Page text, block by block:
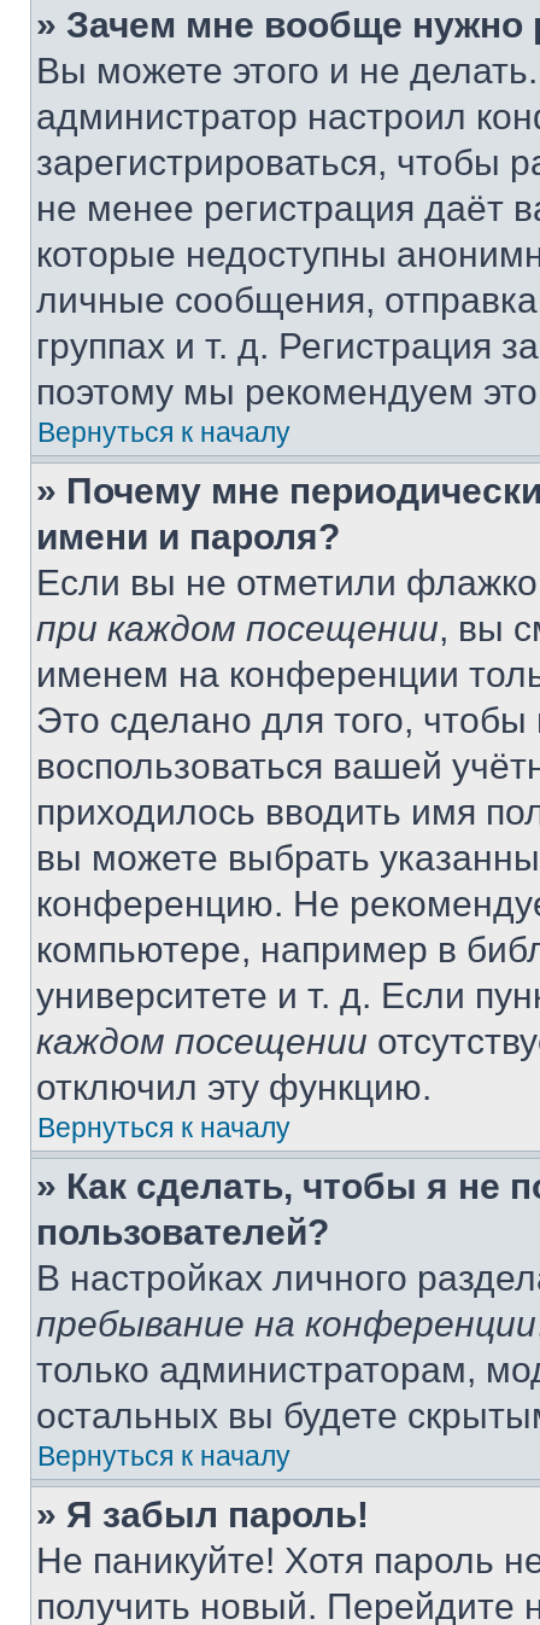
» Зачем мне вообще нужно
Вы можете этого и не
администратор настроил
зарегистрироваться, чтобы
не менее регистрация даёт
которые недоступны
личные сообщения,
группах и т. д. Регистрация
поэтому мы рекомендуем
Вернуться к началу
» Почему мне
имени и пароля?
Если вы не отметили
при каждом посещении, вы
именем на конференции
Это сделано для того, чтобы
воспользоваться вашей
приходилось вводить имя
вы можете выбрать
конференцию. Не
компьютере, например в
университете и т. д. Если
каждом посещении
отключил эту функцию.
Вернуться к началу
» Как сделать, чтобы я не
пользователей?
В настройках личного
пребывание на конференции
только администраторам,
остальных вы будете
Вернуться к началу
» Я забыл пароль!
Не паникуйте! Хотя пароль
получить новый. Перейдите